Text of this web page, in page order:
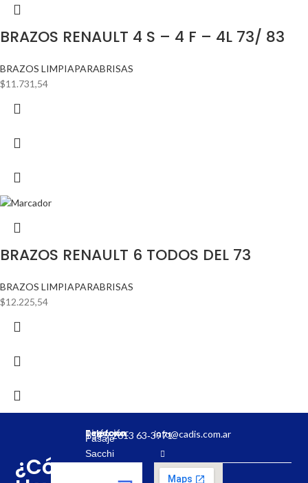
BRAZOS RENAULT 4 S – 4 F – 4L 73/ 83
BRAZOS LIMPIAPARABRISAS
$11.731,54
BRAZOS RENAULT 6 TODOS DEL 73
BRAZOS LIMPIAPARABRISAS
$12.225,54
¿Cómo
Dirección:
Pasaje
Sacchi
Teléfono:
‪+54 9 2613 63‑3971‬info@cadis.com.ar